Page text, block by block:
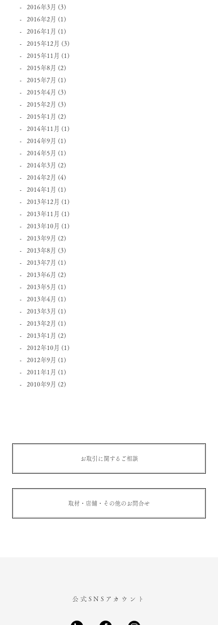
2016年3月 (3)
2016年2月 (1)
2016年1月 (1)
2015年12月 (3)
2015年11月 (1)
2015年8月 (2)
2015年7月 (1)
2015年4月 (3)
2015年2月 (3)
2015年1月 (2)
2014年11月 (1)
2014年9月 (1)
2014年5月 (1)
2014年3月 (2)
2014年2月 (4)
2014年1月 (1)
2013年12月 (1)
2013年11月 (1)
2013年10月 (1)
2013年9月 (2)
2013年8月 (3)
2013年7月 (1)
2013年6月 (2)
2013年5月 (1)
2013年4月 (1)
2013年3月 (1)
2013年2月 (1)
2013年1月 (2)
2012年10月 (1)
2012年9月 (1)
2011年1月 (1)
2010年9月 (2)
お取引に関するご相談
取材・店舗・その他のお問合せ
公式SNSアカウント